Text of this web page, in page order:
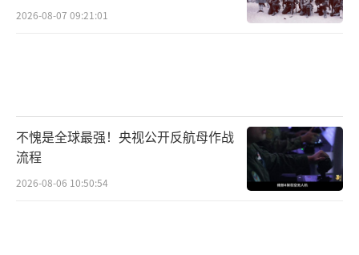
2026-08-07 09:21:01
不愧是全球最强！央视公开反航母作战
流程
2026-08-06 10:50:54